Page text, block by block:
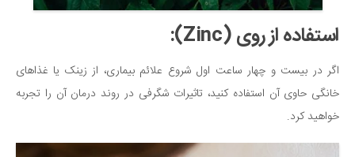
استفاده از روی (Zinc):
اگر در بیست و چهار ساعت اول شروع علائم بیماری، از زینک یا غذاهای
خانگی حاوی آن استفاده کنید، تاثیرات شگرفی در روند درمان آن را تجربه
خواهید کرد.